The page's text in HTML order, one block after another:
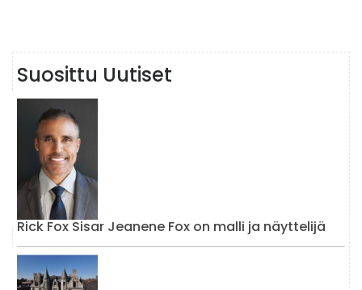
Suosittu Uutiset
Rick Fox Sisar Jeanene Fox on malli ja näyttelijä